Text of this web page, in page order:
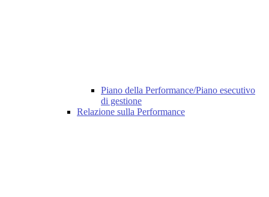
Piano della Performance/Piano esecutivo
di gestione
Relazione sulla Performance